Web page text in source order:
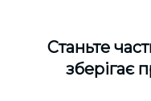
Cтаньте
зберігає